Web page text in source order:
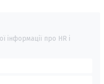
інформації про HR і